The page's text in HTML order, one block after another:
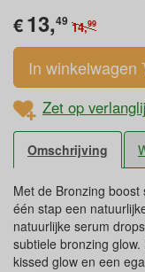
€13,49 14,99
In winkelwagen
Zet op
Omschrijving
Met de Bronzing
één stap een
natuurlijke serum
subtiele bronzing
kissed glow en een